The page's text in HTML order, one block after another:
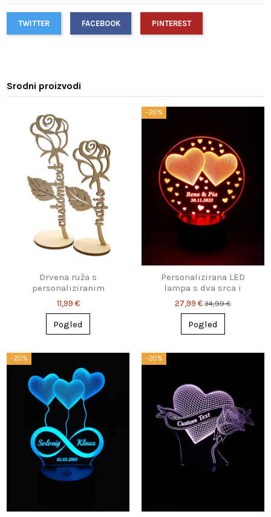
TWITTER FACEBOOK PINTEREST
Srodni proizvodi
Drvena ruža s
personaliziranim
natpisom
11,99 €
Pogled
−20%
Personalizirana LED
lampa s dva srca i
imenima – romantičan
poklon
27,99 €34,99 €
Pogled
−20% −20%